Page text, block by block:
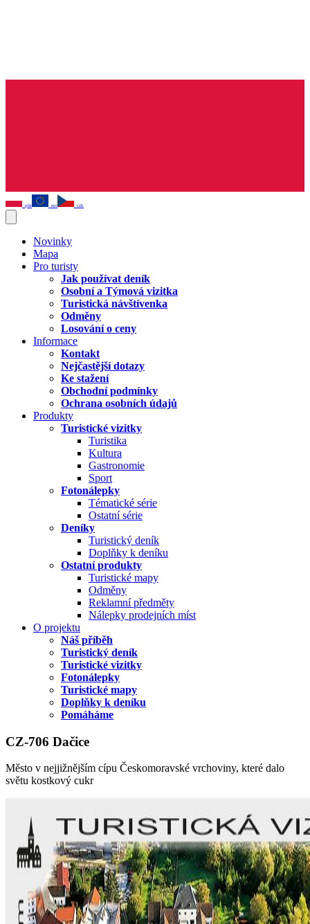
pln eur czk
Novinky
Mapa
Pro turisty
Jak používat deník
Osobní a Týmová vizitka
Turistická návštívenka
Odměny
Losování o ceny
Informace
Kontakt
Nejčastější dotazy
Ke stažení
Obchodní podmínky
Ochrana osobních údajů
Produkty
Turistické vizitky
Turistika
Kultura
Gastronomie
Sport
Fotonálepky
Tématické série
Ostatní série
Deníky
Turistický deník
Doplňky k deníku
Ostatní produkty
Turistické mapy
Odměny
Reklamní předměty
Nálepky prodejních míst
O projektu
Náš příběh
Turistický deník
Turistické vizitky
Fotonálepky
Turistické mapy
Doplňky k deníku
Pomáháme
CZ-706 Dačice
Město v nejjižnějším cípu Českomoravské vrchoviny, které dalo
světu kostkový cukr